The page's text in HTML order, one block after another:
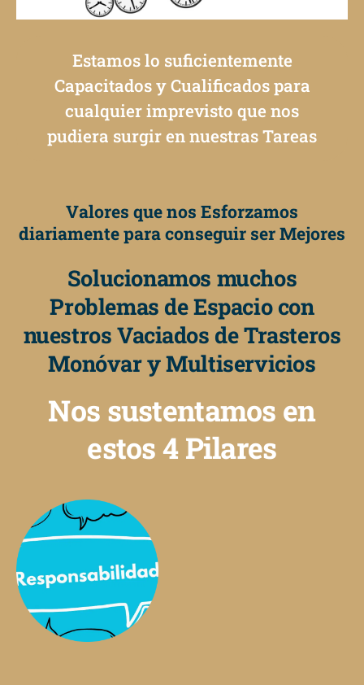
Estamos lo suficientemente
Capacitados y Cualificados para
cualquier imprevisto que nos
pudiera surgir en nuestras Tareas
Valores que nos Esforzamos
diariamente para conseguir ser Mejores
Solucionamos muchos
Problemas de Espacio con
nuestros Vaciados de Trasteros
Monóvar y Multiservicios
Nos sustentamos en
estos 4 Pilares